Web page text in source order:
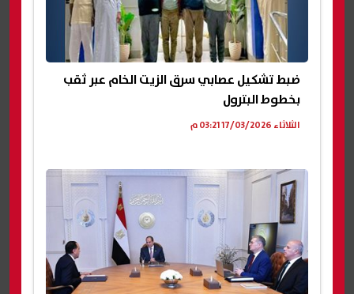
ضبط تشكيل عصابي سرق الزيت الخام عبر ثقب
بخطوط البترول
الثلاثاء 17/03/2026 03:21 م